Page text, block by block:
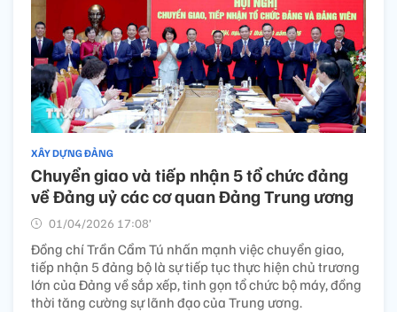
XÂY DỰNG ĐẢNG
Chuyển giao và tiếp nhận 5 tổ chức đảng
về Đảng uỷ các cơ quan Đảng Trung ương
01/04/2026 17:08’
Đồng chí Trần Cẩm Tú nhấn mạnh việc chuyển giao,
tiếp nhận 5 đảng bộ là sự tiếp tục thực hiện chủ trương
lớn của Đảng về sắp xếp, tinh gọn tổ chức bộ máy, đồng
thời tăng cường sự lãnh đạo của Trung ương.